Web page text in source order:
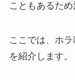
こともあるため
ここでは、ホ
を紹介します。